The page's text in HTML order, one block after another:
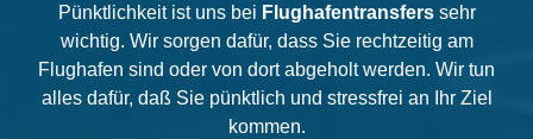
Pünktlichkeit ist uns bei Flughafentransfers sehr
wichtig. Wir sorgen dafür, dass Sie rechtzeitig am
Flughafen sind oder von dort abgeholt werden. Wir tun
alles dafür, daß Sie pünktlich und stressfrei an Ihr Ziel
kommen.